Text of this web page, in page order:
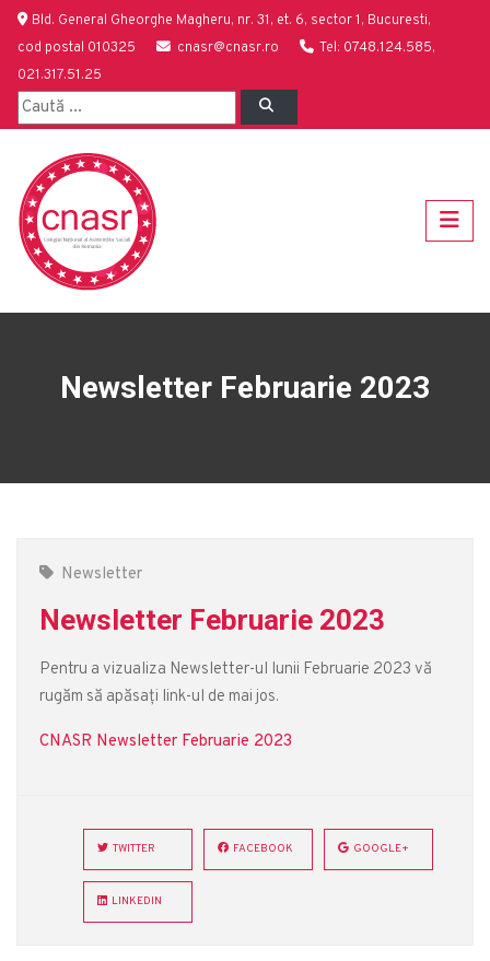
Bld. General Gheorghe Magheru, nr. 31, et. 6, sector 1, Bucuresti,
cod postal 010325
cnasr@cnasr.ro
Tel: 0748.124.585,
021.317.51.25
Newsletter Februarie 2023
Newsletter
Newsletter Februarie 2023
Pentru a vizualiza Newsletter-ul lunii Februarie 2023 vă
rugăm să apăsați link-ul de mai jos.
CNASR Newsletter Februarie 2023
TWITTER FACEBOOK GOOGLE+
LINKEDIN